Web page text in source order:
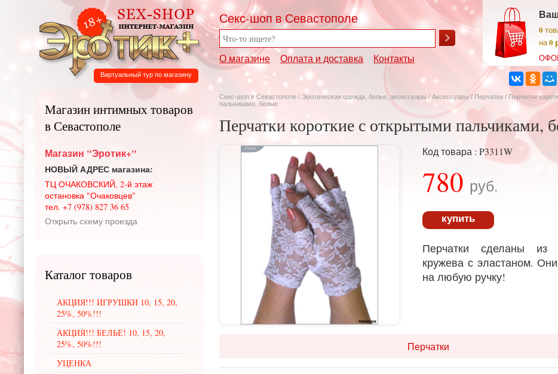
Секс-шоп в Севастополе
О магазине Оплата и доставка Контакты
0
на0
Виртуальный тур по магазину
Секс-шоп в Севастополе / Эротическая одежда, белье, аксессуары / Аксессуары / Перчатки / Перчатки
пальчиками, белые
Перчатки короткие с открытыми пальчиками,
Код товара : P3311W
780 руб.
купить
Перчатки сделаны из
кружева с эластаном.
на любую ручку!
Перчатки
Магазин интимных товаров
в Севастополе
Магазин "Эротик+"
НОВЫЙ АДРЕС магазина:
ТЦ ОЧАКОВСКИЙ, 2-й этаж
остановка "Очаковцев"
тел. +7 (978) 827 36 65
Открыть схему проезда
Каталог товаров
АКЦИЯ!!! ИГРУШКИ 10, 15, 20,
25%, 50%!!!
АКЦИЯ!!! БЕЛЬЕ! 10, 15, 20,
25%, 50%!!!
УЦЕНКА